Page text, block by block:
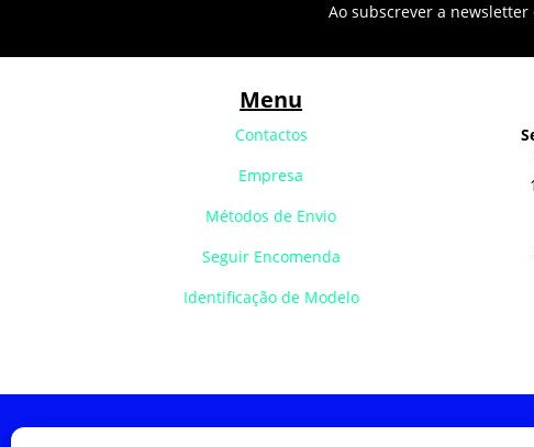
Ao subscrever a newsletter
Menu
Contactos
Empresa
Métodos de Envio
Seguir Encomenda
Identificação de Modelo